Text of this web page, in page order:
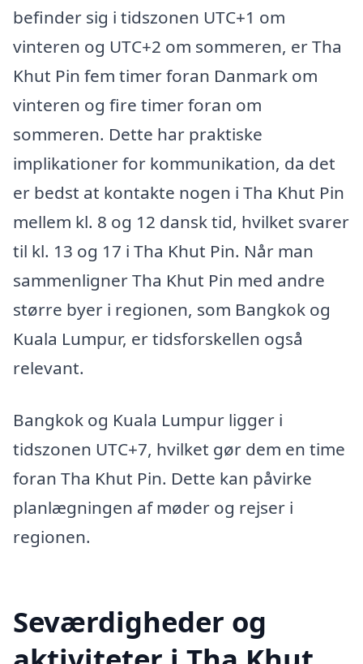
befinder sig i tidszonen UTC+1 om
vinteren og UTC+2 om sommeren, er Tha
Khut Pin fem timer foran Danmark om
vinteren og fire timer foran om
sommeren. Dette har praktiske
implikationer for kommunikation, da det
er bedst at kontakte nogen i Tha Khut Pin
mellem kl. 8 og 12 dansk tid, hvilket svarer
til kl. 13 og 17 i Tha Khut Pin. Når man
sammenligner Tha Khut Pin med andre
større byer i regionen, som Bangkok og
Kuala Lumpur, er tidsforskellen også
relevant.
Bangkok og Kuala Lumpur ligger i
tidszonen UTC+7, hvilket gør dem en time
foran Tha Khut Pin. Dette kan påvirke
planlægningen af møder og rejser i
regionen.
Seværdigheder og